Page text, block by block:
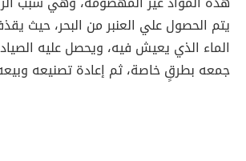
يتم الحصول علي العنبر من البحر، حيث
الماء الذي يعيش فيه، ويحصل عليه
جمعه بطرقٍ خاصة، ثم إعادة تصنيعه